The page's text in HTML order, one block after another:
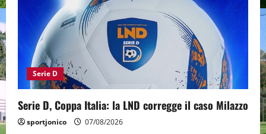
Serie D
Serie D, Coppa Italia: la LND corregge il caso Milazzo
sportjonico 07/08/2026